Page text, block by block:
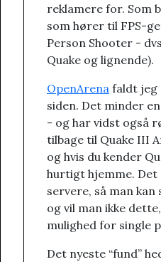
reklamere for. Som
som hører til FPS-
Person Shooter -
Quake og lignende).
OpenArena faldt jeg
siden. Det minder
- og har vidst også
tilbage til Quake III
og hvis du kender
hurtigt hjemme.
servere, så man
og vil man ikke
mulighed for single
Det nyeste “fund”